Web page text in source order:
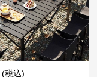
(税込)